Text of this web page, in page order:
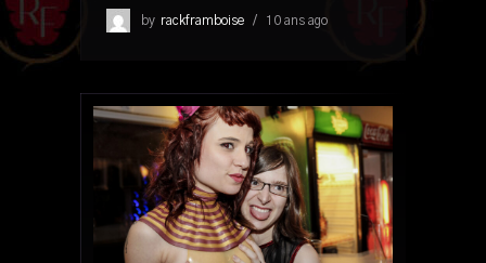
by rackframboise 10 ans ago